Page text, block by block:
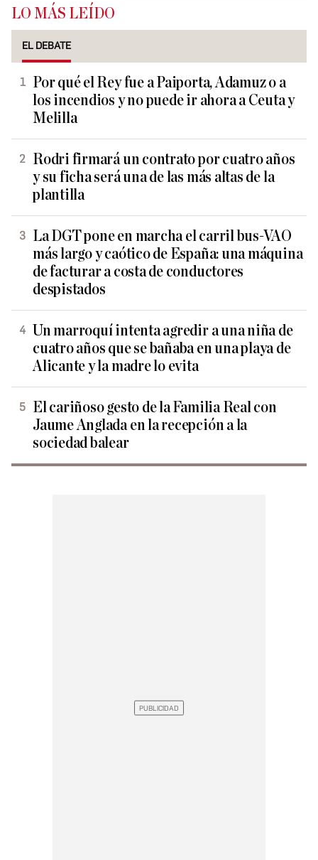
LO MÁS LEÍDO
EL DEBATE
Por qué el Rey fue a Paiporta, Adamuz o a
los incendios y no puede ir ahora a Ceuta y
Melilla
Rodri firmará un contrato por cuatro años
y su ficha será una de las más altas de la
plantilla
La DGT pone en marcha el carril bus-VAO
más largo y caótico de España: una máquina
de facturar a costa de conductores
despistados
Un marroquí intenta agredir a una niña de
cuatro años que se bañaba en una playa de
Alicante y la madre lo evita
El cariñoso gesto de la Familia Real con
Jaume Anglada en la recepción a la
sociedad balear